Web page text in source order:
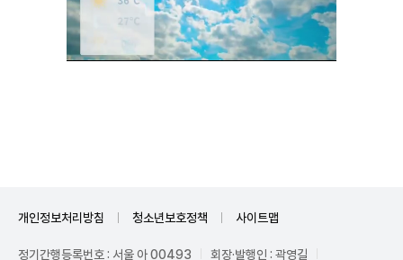
개인정보처리방침 청소년보호정책 사이트맵
정기간행등록번호 : 서울 아 00493 회장·발행인 : 곽영길